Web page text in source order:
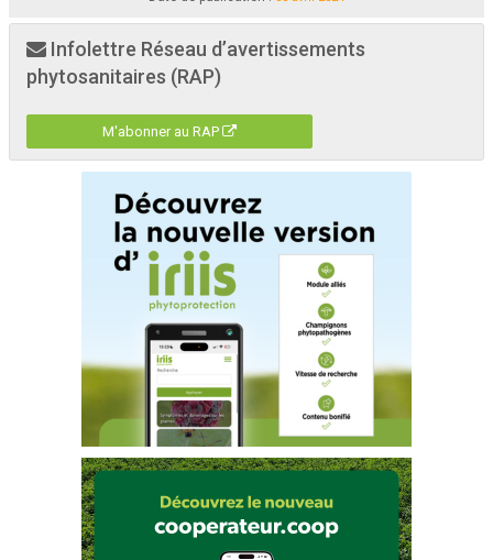
Infolettre Réseau d’avertissements
phytosanitaires (RAP)
M'abonner au RAP